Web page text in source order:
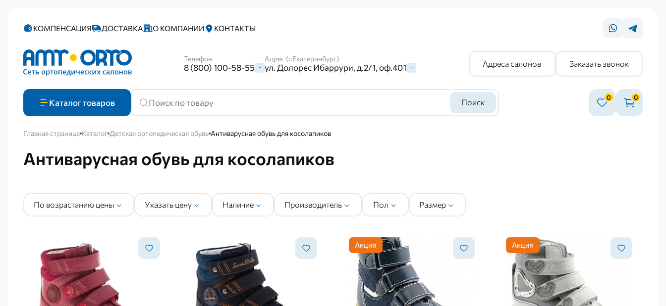
КОМПЕНСАЦИЯ ДОСТАВКА О КОМПАНИИ КОНТАКТЫ
Телефон
8 (800) 100-58-55
Адрес (г.Екатеринбург)
ул. Долорес Ибаррури, д.2/1, оф.401 Адреса салонов Заказать звонок
Каталогтоваров Поиск
0 0
Главная страница Каталог Детская ортопедическая обувь Антиварусная обувь для косолапиков
Антиварусная обувь для косолапиков
По возрастанию цены Указать цену Наличие Производитель Пол Размер
Акция Акция